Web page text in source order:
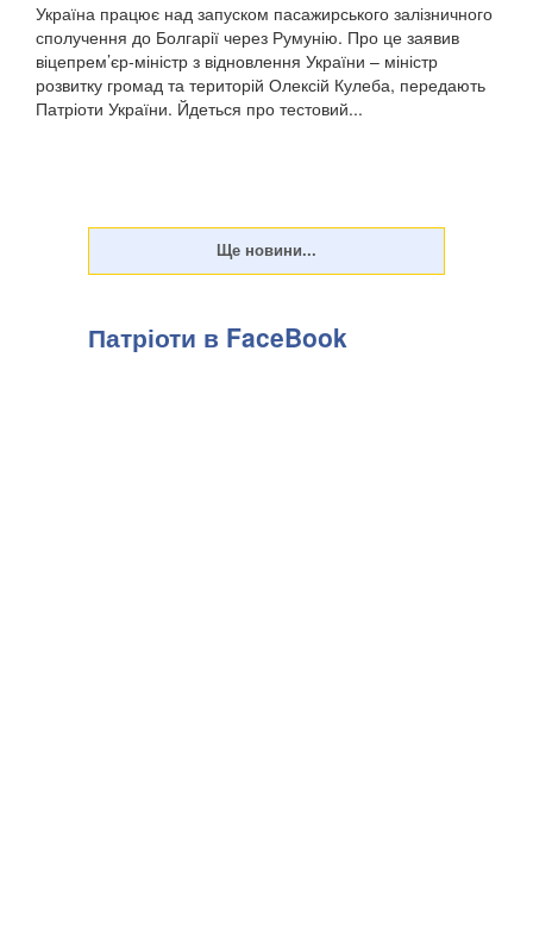
Україна працює над запуском пасажирського залізничного
сполучення до Болгарії через Румунію. Про це заявив
віцепрем’єр-міністр з відновлення України – міністр
розвитку громад та територій Олексій Кулеба, передають
Патріоти України. Йдеться про тестовий...
Патріоти в FaceBook